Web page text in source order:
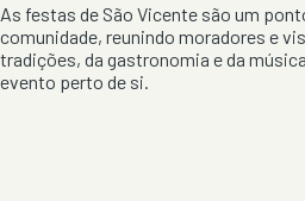
As festas de São Vicente são um
comunidade, reunindo moradores e
tradições, da gastronomia e da
evento perto de si.